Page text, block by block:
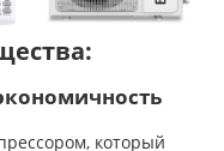
который